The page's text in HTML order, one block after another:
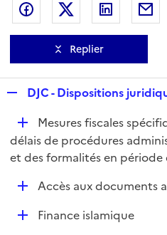
Partager sur Facebook
Partager sur
Replier
p
l
i
e
r
DJC - Dispositions
D
é
p
Mesures fiscales
délais de procédures
et des formalités en période
DAccès aux documents
DFinance islamique